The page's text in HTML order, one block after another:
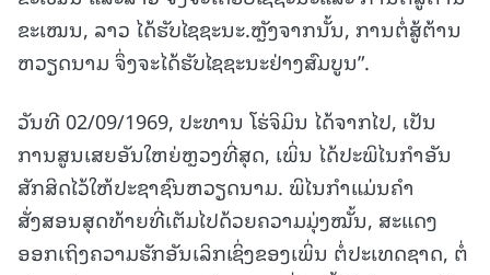
ຂະເໝນ, ລາວ ໄດ້ຮັບໄຊຊະນະ.ຫຼັງຈາກນັ້ນ, ການຕໍ່ສູ້ຕ້ານ
ຫວຽດນາມ ຈຶ່ງຈະໄດ້ຮັບໄຊຊະນະຢ່າງສົມບູນ”.
ວັນທີ 02/09/1969, ປະທານ ໂຮ່ຈິມິນ ໄດ້ຈາກໄປ, ເປັນ
ການສູນເສຍອັນໃຫຍ່ຫຼວງທີ່ສຸດ, ເພິ່ນ ໄດ້ປະພິໄນກຳອັນ
ສັກສິດໄວ້ໃຫ້ປະຊາຊົນຫວຽດນາມ. ພິໄນກຳແມ່ນຄໍາ
ສັ່ງສອນສຸດທ້າຍທີ່ເຕັມໄປດ້ວຍຄວາມມຸ່ງໝັ້ນ, ສະແດງ
ອອກເຖິງຄວາມຮັກອັນເລິກເຊິ່ງຂອງເພິ່ນ ຕໍ່ປະເທດຊາດ, ຕໍ່